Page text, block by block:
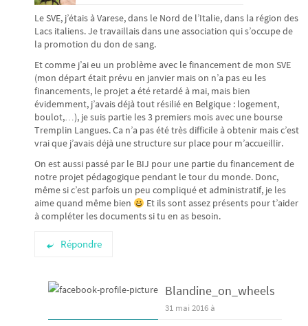
Le SVE, j’étais à Varese, dans le Nord de l’Italie, dans la région des
Lacs italiens. Je travaillais dans une association qui s’occupe de
la promotion du don de sang.
Et comme j’ai eu un problème avec le financement de mon SVE
(mon départ était prévu en janvier mais on n’a pas eu les
financements, le projet a été retardé à mai, mais bien
évidemment, j’avais déjà tout résilié en Belgique : logement,
boulot,…), je suis partie les 3 premiers mois avec une bourse
Tremplin Langues. Ca n’a pas été très difficile à obtenir mais c’est
vrai que j’avais déjà une structure sur place pour m’accueillir.
On est aussi passé par le BIJ pour une partie du financement de
notre projet pédagogique pendant le tour du monde. Donc,
même si c’est parfois un peu compliqué et administratif, je les
aime quand même bien
Et ils sont assez présents pour t’aider
à compléter les documents si tu en as besoin.
Répondre
Blandine_on_wheels
31 mai 2016 à